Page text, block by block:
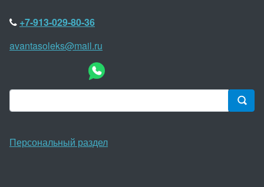
+7-913-029-80-36
avantasoleks@mail.ru
Персональный раздел